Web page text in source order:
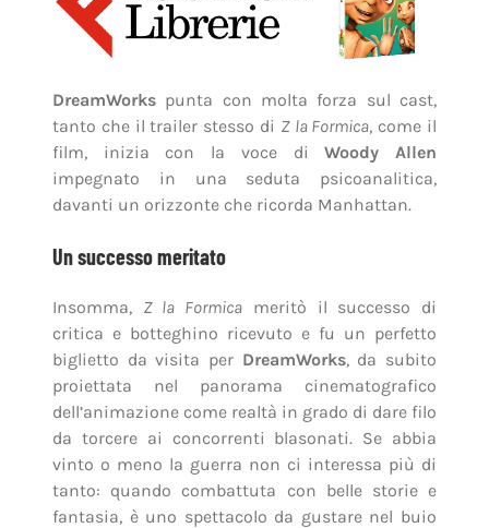
DreamWorkspunta con molta forza sul cast,
tanto che il trailer stesso di Z la Formica, come il
film, inizia con la voce diWoody Allen
impegnato in una seduta psicoanalitica,
davanti un orizzonte che ricorda Manhattan.
Un successo meritato
Insomma, Z la Formica meritò il successo di
critica e botteghino ricevuto e fu un perfetto
biglietto da visita per DreamWorks, da subito
proiettata nel panorama cinematografico
dell’animazione come realtà in grado di dare filo
da torcere ai concorrenti blasonati. Se abbia
vinto o meno la guerra non ci interessa più di
tanto: quando combattuta con belle storie e
fantasia, è uno spettacolo da gustare nel buio